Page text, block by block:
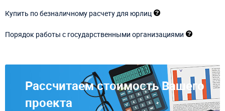
Купить по безналичному расчету для юрлиц
Порядок работы с государственными организациями
Рассчитаем стоимость Вашего
проекта